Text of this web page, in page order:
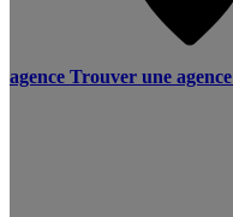
agence Trouver une agence